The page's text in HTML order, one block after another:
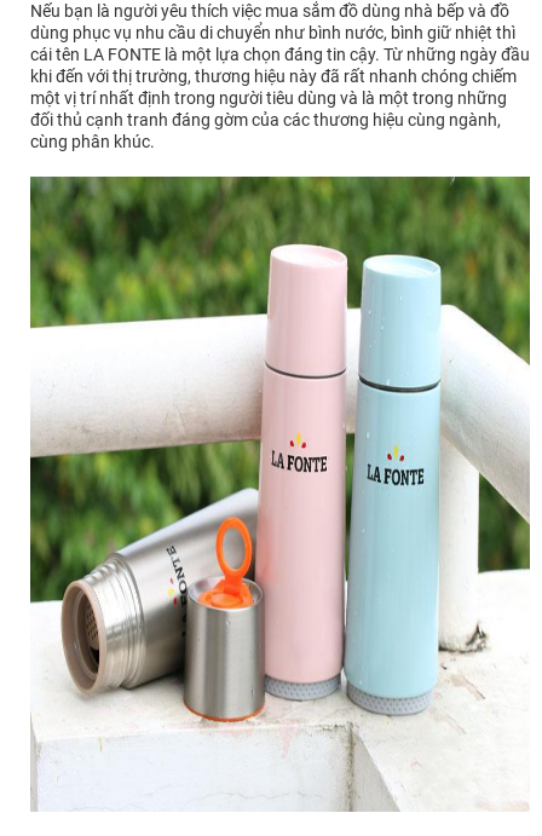
Nếu bạn là người yêu thích việc mua sắm đồ dùng nhà bếp và đồ
dùng phục vụ nhu cầu di chuyển như bình nước, bình giữ nhiệt thì
cái tên LA FONTE là một lựa chọn đáng tin cậy. Từ những ngày đầu
khi đến với thị trường, thương hiệu này đã rất nhanh chóng chiếm
một vị trí nhất định trong người tiêu dùng và là một trong những
đối thủ cạnh tranh đáng gờm của các thương hiệu cùng ngành,
cùng phân khúc.